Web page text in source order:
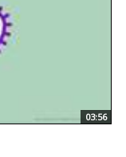
03:56